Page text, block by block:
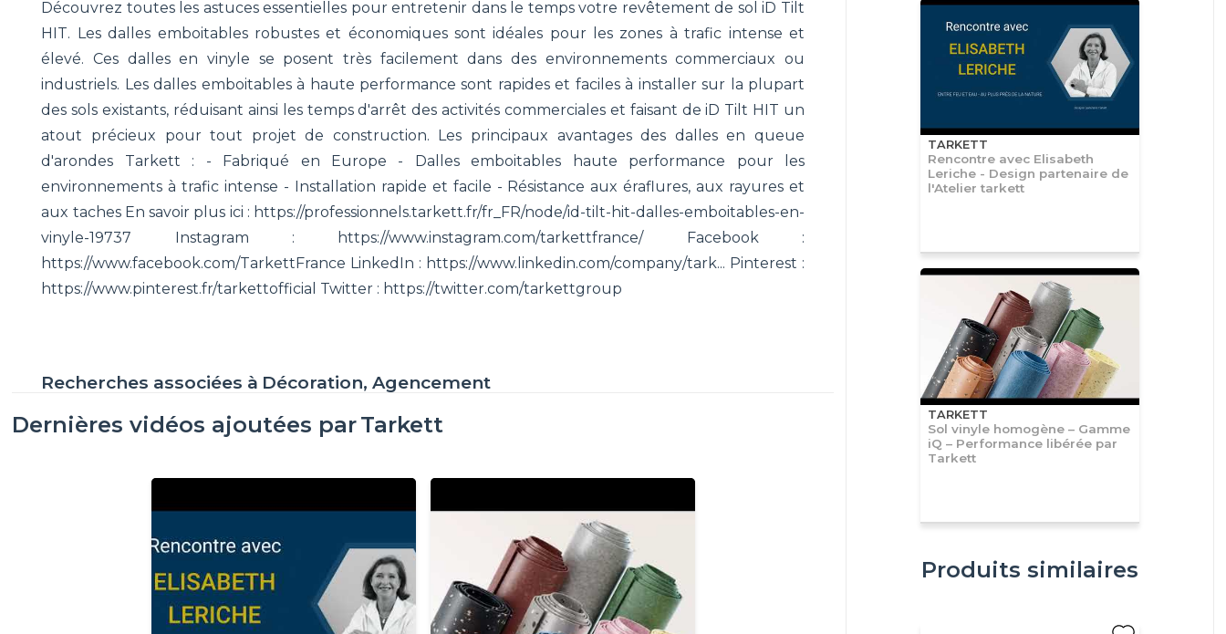
Découvrez toutes les astuces essentielles pour entretenir dans le temps votre revêtement de sol iD Tilt
HIT. Les dalles emboitables robustes et économiques sont idéales pour les zones à trafic intense et
élevé. Ces dalles en vinyle se posent très facilement dans des environnements commerciaux ou
industriels. Les dalles emboitables à haute performance sont rapides et faciles à installer sur la plupart
des sols existants, réduisant ainsi les temps d'arrêt des activités commerciales et faisant de iD Tilt HIT un
atout précieux pour tout projet de construction. Les principaux avantages des dalles en queue
d'arondes Tarkett : - Fabriqué en Europe - Dalles emboitables haute performance pour les
environnements à trafic intense - Installation rapide et facile - Résistance aux éraflures, aux rayures et
aux taches En savoir plus ici : https://professionnels.tarkett.fr/fr_FR/node/id-tilt-hit-dalles-emboitables-en-
vinyle-19737 Instagram : https://www.instagram.com/tarkettfrance/ Facebook :
https://www.facebook.com/TarkettFrance LinkedIn : https://www.linkedin.com/company/tark... Pinterest :
https://www.pinterest.fr/tarkettofficial Twitter : https://twitter.com/tarkettgroup
Recherches associées à Décoration, Agencement
Dernières vidéos ajoutées parTarkett
TARKETT
Rencontre avec Elisabeth
Leriche - Design partenaire de
l'Atelier tarkett
TARKETT
Sol vinyle homogène – Gamme
iQ – Performance libérée par
Tarkett
Produits similaires